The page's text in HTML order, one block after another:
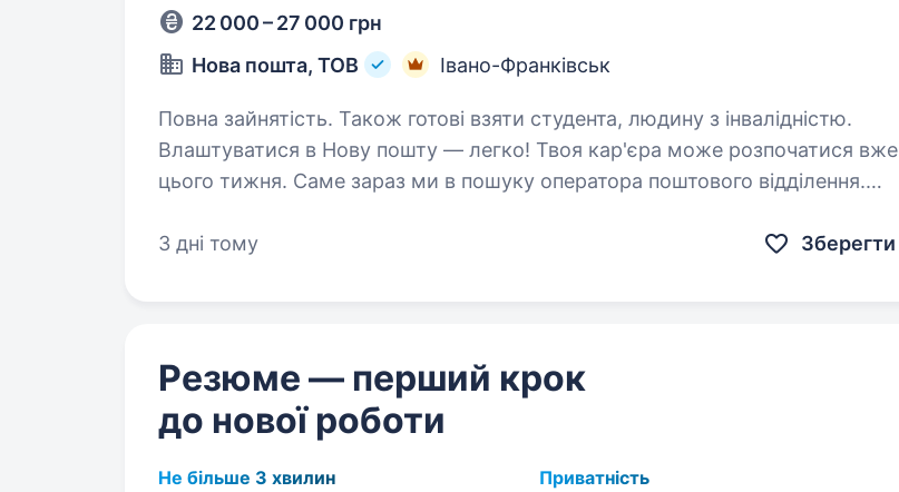
22 000 – 27 000 грн
Нова пошта, ТОВ
Івано-Франківськ
Повна зайнятість. Також готові взяти студента, людину з інвалідністю.
Влаштуватися в Нову пошту — легко! Твоя кар'єра може розпочатися вже
цього тижня. Саме зараз ми в пошуку оператора поштового відділення.
на…
3 дні тому Зберегти
Резюме — перший крок
до нової роботи
Не більше 3 хвилин
Приватність